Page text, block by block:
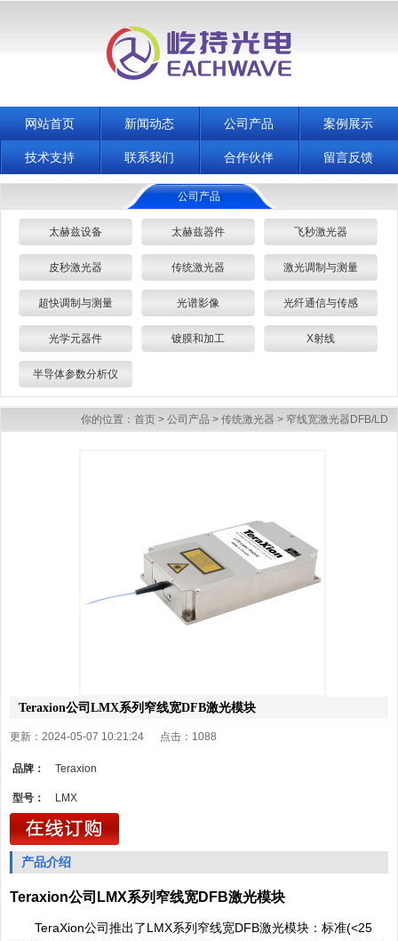
网站首页 新闻动态 公司产品 案例展示
技术支持 联系我们 合作伙伴 留言反馈
公司产品
太赫兹设备 太赫兹器件 飞秒激光器
皮秒激光器 传统激光器 激光调制与测量
超快调制与测量 光谱影像 光纤通信与传感
光学元器件 镀膜和加工 X射线
半导体参数分析仪
你的位置： 首页 > 公司产品 > 传统激光器 > 窄线宽激光器DFB/LD
Teraxion公司LMX系列窄线宽DFB激光模块
更新：2024-05-07 10:21:24 点击： 1088
品牌： Teraxion
型号： LMX
产品介绍
Teraxion公司 LMX系列窄线宽DFB激光模块
TeraXion公司推出了LMX系列窄线宽DFB激光模块：标准(<25